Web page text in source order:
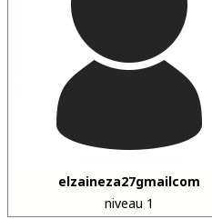
elzaineza27gmailcom
niveau 1